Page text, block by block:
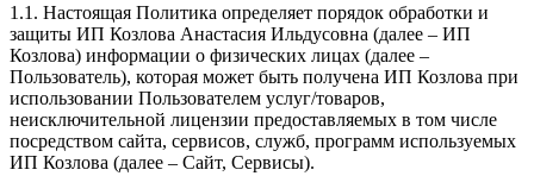
1.1. Настоящая Политика определяет порядок обработки и
защиты ИП Козлова Анастасия Ильдусовна (далее – ИП
Козлова) информации о физических лицах (далее –
Пользователь), которая может быть получена ИП Козлова при
использовании Пользователем услуг/товаров,
неисключительной лицензии предоставляемых в том числе
посредством сайта, сервисов, служб, программ используемых
ИП Козлова (далее – Сайт, Сервисы).